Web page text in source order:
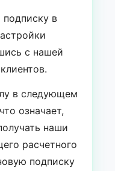
в
с нашей
в следующем
означает,
наши
расчетного
подписку